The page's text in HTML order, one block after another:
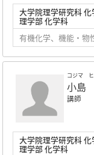
大学院理学研究科
理学部 化学科
有機化学、機能・物
コジマ ヒ
小島
講師
大学院理学研究科
理学部 化学科